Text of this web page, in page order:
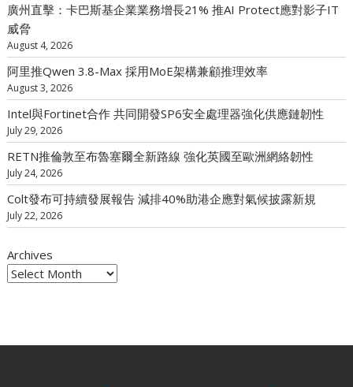
廣州直擊：卡巴斯基企業業務增長21% 推AI Protect應對影子IT
威脅
August 4, 2026
阿里推Qwen 3.8-Max 採用MoE架構兼顧推理效率
August 3, 2026
Intel與Fortinet合作 共同開發SP6安全處理器強化供應鏈韌性
July 29, 2026
RETN推倫敦至布魯塞爾全新路線 強化英國至歐洲網絡韌性
July 24, 2026
Colt發布可持續發展報告 減排40%助港企應對氣候披露新規
July 22, 2026
Archives